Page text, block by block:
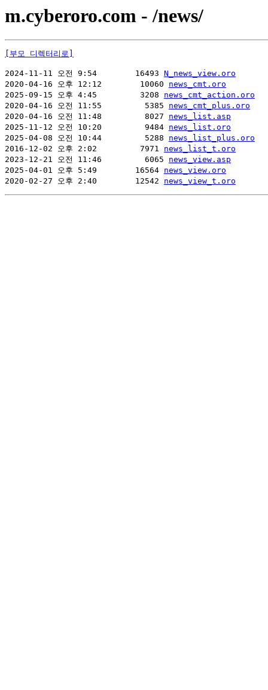
m.cyberoro.com - /news/
[부모 디렉터리로]
2024-11-11 오전 9:54        16493 N_news_view.oro
2020-04-16 오후 12:12        10060 news_cmt.oro
2025-09-15 오후 4:45         3208 news_cmt_action.oro
2020-04-16 오전 11:55         5385 news_cmt_plus.oro
2020-04-16 오전 11:48         8027 news_list.asp
2025-11-12 오전 10:20         9484 news_list.oro
2025-04-08 오전 10:44         5288 news_list_plus.oro
2016-12-02 오후 2:02         7971 news_list_t.oro
2023-12-21 오전 11:46         6065 news_view.asp
2025-04-01 오후 5:49        16564 news_view.oro
2020-02-27 오후 2:40        12542 news_view_t.oro